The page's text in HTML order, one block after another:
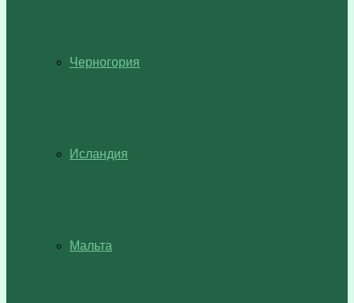
Черногория
Исландия
Мальта